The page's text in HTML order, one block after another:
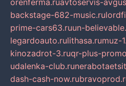
orenferma.ruavtoservis-
backstage-682-music.ru
prime-cars63.ruun-
legardoauto.rulithasa.rumuz-
kinozadrot-3.ruqr-plus-
udalenka-club.ru
dash-cash-now.ru